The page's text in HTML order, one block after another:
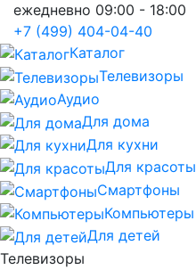
ежедневно 09:00 - 18:00
+7 (499) 404-04-40
Каталог
Телевизоры
Аудио
Для дома
Для кухни
Для красоты
Смартфоны
Компьютеры
Для детей
Телевизоры